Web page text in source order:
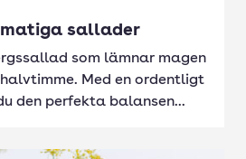
matiga sallader
som lämnar magen
Med en ordentligt
den perfekta balansen...